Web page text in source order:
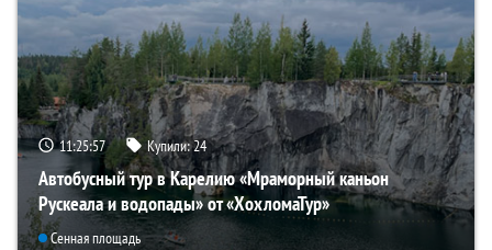
11:25:55 Купили:24
Автобусный тур в Карелию «Мраморный каньон
Рускеала и водопады» от «ХохломаТур»
Сенная площадь